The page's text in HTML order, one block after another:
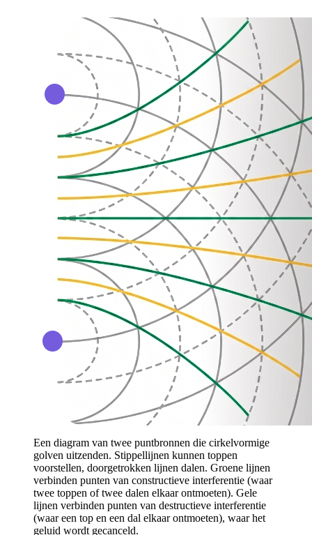
Een diagram van twee puntbronnen die cirkelvormige
golven uitzenden. Stippellijnen kunnen toppen
voorstellen, doorgetrokken lijnen dalen. Groene lijnen
verbinden punten van constructieve interferentie (waar
twee toppen of twee dalen elkaar ontmoeten). Gele
lijnen verbinden punten van destructieve interferentie
(waar een top en een dal elkaar ontmoeten), waar het
geluid wordt gecanceld.